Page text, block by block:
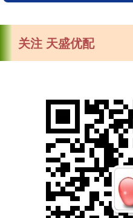
关注 天盛优配